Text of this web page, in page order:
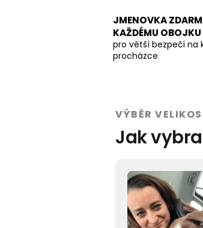
JMENOVKA
KAŽDÉMU OBOJKU
pro větší bezpečí na
procházce
VÝBĚR
Jak